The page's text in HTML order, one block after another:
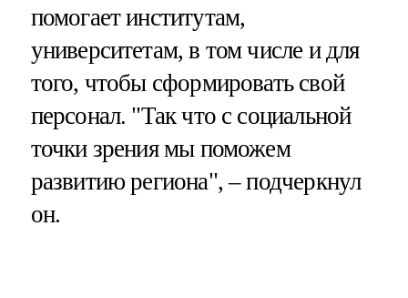
помогает институтам,
университетам, в том числе и для
того, чтобы сформировать свой
персонал. "Так что с социальной
точки зрения мы поможем
развитию региона", – подчеркнул
он.